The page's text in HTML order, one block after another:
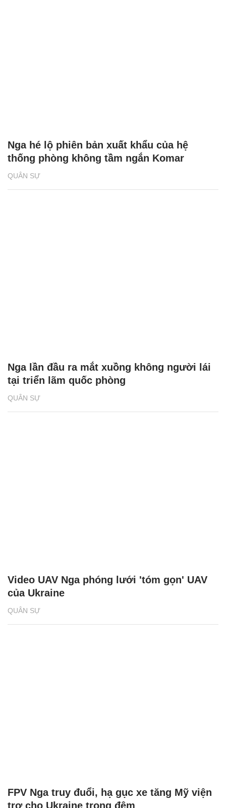
QUÂN SỰ
thống phòng không tầm ngắn Komar
QUÂN SỰ
tại triển lãm quốc phòng
của Ukraine
trợ cho Ukraine trong đêm